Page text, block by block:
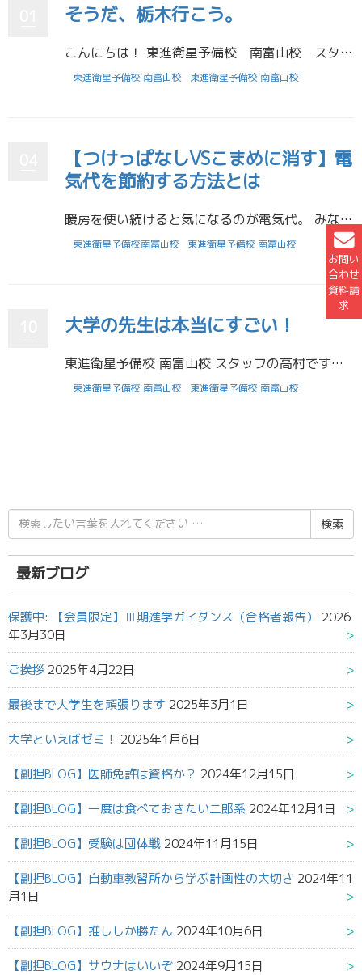
お問い
合わせ
資料請
求
そうだ、栃木行こう。
こんにちは！ 東進衛星予備校 南富山校 スタッフの高村です。 大学受験を控えている皆さんは大学の夏休みが長いことを知っていますか？学部によっては集中講義や実習が入って忙しい期間もありますが、自由に使える時間が沢山 […]
東進衛星予備校 南富山校 東進衛星予備校 南富山校
【つけっぱなしVSこまめに消す】電
気代を節約する方法とは
暖房を使い続けると気になるのが電気代。 みなさんはつけっぱなしにしていますか？それともこまめに消していますか？電気代の節約にはどちらの方法が有効なのでしょう。 電気なんだからこまめに消した方が節約になると考えている方もい […]
東進衛星予備校南富山校 東進衛星予備校 南富山校
大学の先生は本当にすごい！
東進衛星予備校 南富山校 スタッフの高村です。 これを見ている皆さんは大学生活がどのようなものかイメージできますか？中学や高校とは違い、全国各地から多くの人が集まるのが大学であり、その分個性的な人もたくさんいま […]
東進衛星予備校 南富山校 東進衛星予備校 南富山校
検
索
結
果:
最新ブログ
保護中: 【会員限定】Ⅲ期進学ガイダンス（合格者報告）
2026
年3月30日
ご挨拶 2025年4月22日
最後まで大学生を頑張ります 2025年3月1日
大学といえばゼミ！ 2025年1月6日
【副担BLOG】医師免許は資格か？ 2024年12月15日
【副担BLOG】一度は食べておきたい二郎系 2024年12月1日
【副担BLOG】受験は団体戦 2024年11月15日
【副担BLOG】自動車教習所から学ぶ計画性の大切さ 2024年11
月1日
【副担BLOG】推ししか勝たん 2024年10月6日
【副担BLOG】サウナはいいぞ 2024年9月15日